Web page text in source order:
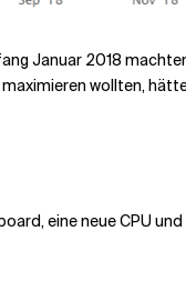
Januar 2018
wollten,
eine neue CPU